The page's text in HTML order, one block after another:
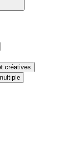
ont été
la Haute autorité
et
utilisées est
article n’a pas
médical.
en ce qui
créatives